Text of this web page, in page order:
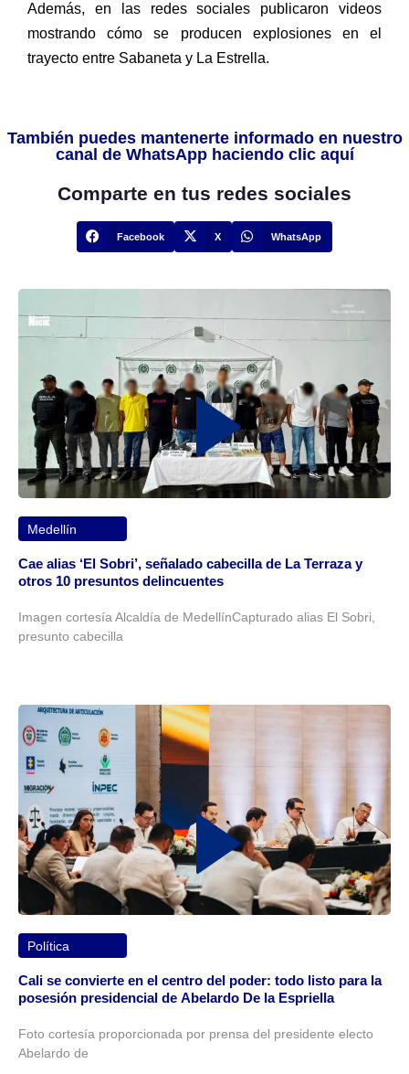
Además, en las redes sociales publicaron videos
mostrando cómo se producen explosiones en el
trayecto entre Sabaneta y La Estrella.
También puedes mantenerte informado en nuestro
canal de WhatsApp haciendo clic aquí
Comparte en tus redes sociales
Facebook X WhatsApp
Medellín
Cae alias ‘El Sobri’, señalado cabecilla de La Terraza y
otros 10 presuntos delincuentes
Imagen cortesía Alcaldía de MedellínCapturado alias El Sobri,
presunto cabecilla
Política
Cali se convierte en el centro del poder: todo listo para la
posesión presidencial de Abelardo De la Espriella
Foto cortesía proporcionada por prensa del presidente electo
Abelardo de